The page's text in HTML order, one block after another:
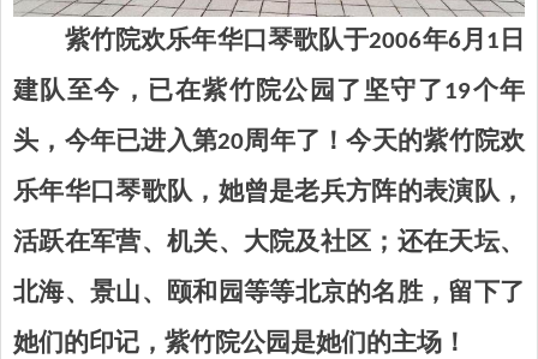
紫竹院欢乐年华口琴歌队于2006年6月1日
建队至今 ， 已在紫竹院公园 了 坚守了 19个年
头 ， 今年已进入第20周年了 ！今天的紫竹院欢
乐年华口琴歌队， 她曾是老兵方阵的表演队 ，
活跃在军营、机关、大院及社区 ； 还在天坛、
北海、 景山 、 颐和园等等北京的名胜， 留下了
她们的印记，紫竹院公园是她们的主场！